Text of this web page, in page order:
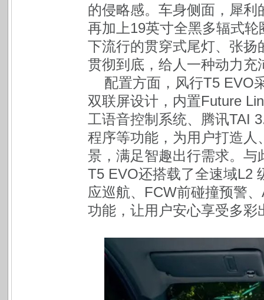
的侵略感。车身侧面，犀
再加上19英寸全黑多辐式
下流行的贯穿式尾灯、张
贯彻到底，给人一种动力充
配置方面，风行T5 EVO
双联屏设计，内置Future
工语音控制系统、腾讯TAI
程序等功能，为用户打造
景，满足智趣出行需求。
T5 EVO还搭载了全速域L2
应巡航、FCW前碰撞预警
功能，让用户安心享受多彩